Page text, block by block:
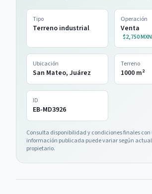
Tipo
Terreno industrial
Operación
Venta
$2,750 MXN
Ubicación
San Mateo, Juárez
Terreno
1000 m²
ID
EB-MD3926
Consulta disponibilidad y condiciones finales con
información publicada puede variar según
propietario.